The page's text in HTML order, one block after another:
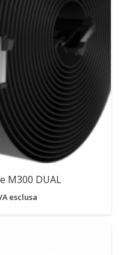
M300 DUAL
esclusa